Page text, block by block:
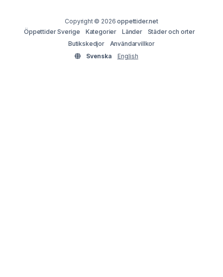
Copyright © 2026oppettider.net
Öppettider Sverige
Kategorier Länder
Städer och orter
Butikskedjor
Användarvillkor
Svenska
English